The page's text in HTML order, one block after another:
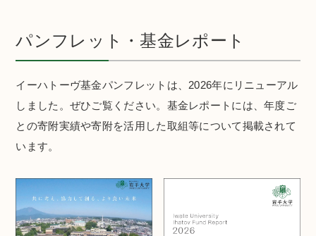
パンフレット・基金レポート
イーハトーヴ基金パンフレットは、2026年にリニューアル
しました。ぜひご覧ください。基金レポートには、年度ご
との寄附実績や寄附を活用した取組等について掲載されて
います。